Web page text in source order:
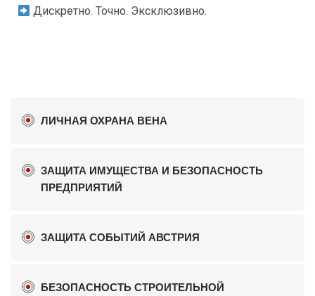
Дискретно. Точно. Эксклюзивно.
ЛИЧНАЯ ОХРАНА ВЕНА
ЗАЩИТА ИМУЩЕСТВА И БЕЗОПАСНОСТЬ
ПРЕДПРИЯТИЙ
ЗАЩИТА СОБЫТИЙ АВСТРИЯ
БЕЗОПАСНОСТЬ СТРОИТЕЛЬНОЙ